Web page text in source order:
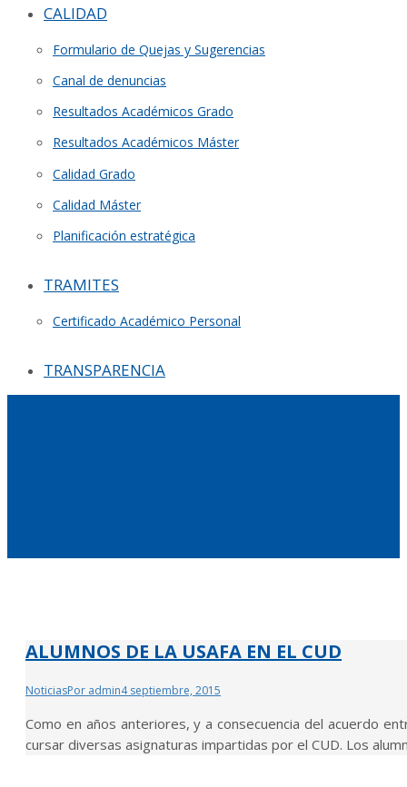
CALIDAD
Formulario de Quejas y Sugerencias
Canal de denuncias
Resultados Académicos Grado
Resultados Académicos Máster
Calidad Grado
Calidad Máster
Planificación estratégica
TRAMITES
Certificado Académico Personal
TRANSPARENCIA
ALUMNOS DE LA USAFA EN EL CUD
NoticiasPor admin4 septiembre, 2015
Como en años anteriores, y a consecuencia del acuerdo
cursar diversas asignaturas impartidas por el CUD. Los